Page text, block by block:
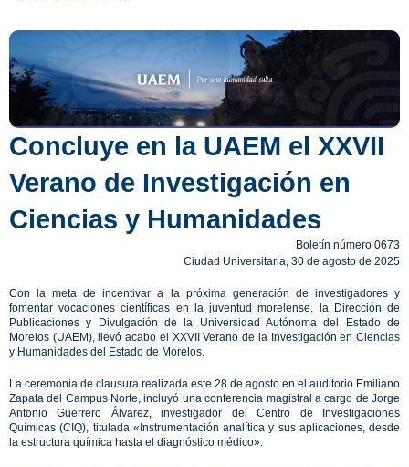
Concluye en la UAEM el XXVII
Verano de Investigación en
Ciencias y Humanidades
Boletín número 0673
Ciudad Universitaria, 30 de agosto de 2025
Con la meta de incentivar a la próxima generación de investigadores y
fomentar vocaciones científicas en la juventud morelense, la Dirección de
Publicaciones y Divulgación de la Universidad Autónoma del Estado de
Morelos (UAEM), llevó acabo el XXVII Verano de la Investigación en Ciencias
y Humanidades del Estado de Morelos.
La ceremonia de clausura realizada este 28 de agosto en el auditorio Emiliano
Zapata del Campus Norte, incluyó una conferencia magistral a cargo de Jorge
Antonio Guerrero Álvarez, investigador del Centro de Investigaciones
Químicas (CIQ), titulada «Instrumentación analítica y sus aplicaciones, desde
la estructura química hasta el diagnóstico médico».